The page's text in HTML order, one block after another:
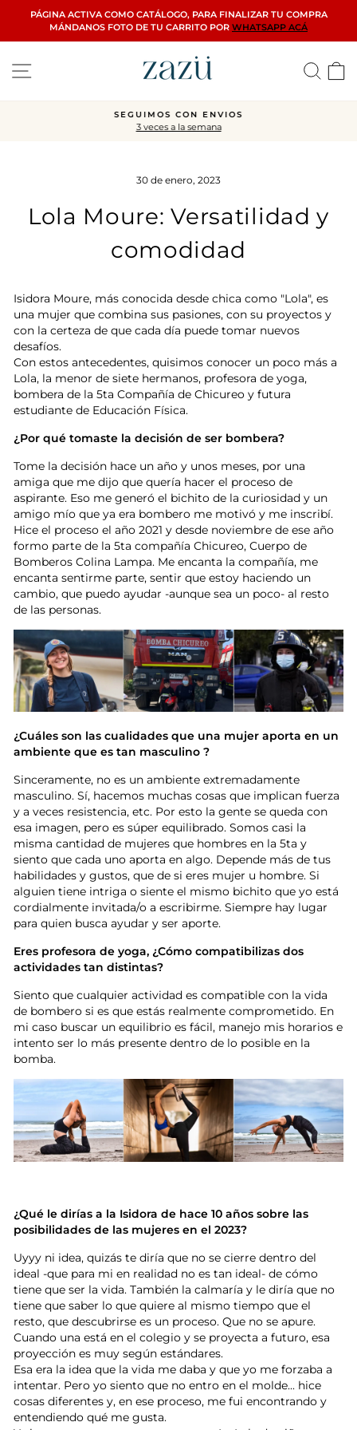
directamente
al
PÁGINA ACTIVA COMO CATÁLOGO, PARA FINALIZAR TU COMPRA
MÁNDANOS FOTO DE TU CARRITO POR WHATSAPP ACÁ
diapositivas
SEGUIMOS CON ENVIOS
3 veces a la semana
30 de enero, 2023
Lola Moure: Versatilidad y
comodidad
Isidora Moure, más conocida desde chica como "Lola", es
una mujer que combina sus pasiones, con su proyectos y
con la certeza de que cada día puede tomar nuevos
desafíos.
Con estos antecedentes, quisimos conocer un poco más a
Lola, la menor de siete hermanos, profesora de yoga,
bombera de la 5ta Compañía de Chicureo y futura
estudiante de Educación Física.
¿Por qué tomaste la decisión de ser bombera?
Tome la decisión hace un año y unos meses, por una
amiga que me dijo que quería hacer el proceso de
aspirante. Eso me generó el bichito de la curiosidad y un
amigo mío que ya era bombero me motivó y me inscribí.
Hice el proceso el año 2021 y desde noviembre de ese año
formo parte de la 5ta compañía Chicureo, Cuerpo de
Bomberos Colina Lampa. Me encanta la compañía, me
encanta sentirme parte, sentir que estoy haciendo un
cambio, que puedo ayudar -aunque sea un poco- al resto
de las personas.
¿Cuáles son las cualidades que una mujer aporta en un
ambiente que es tan masculino ?
Sinceramente, no es un ambiente extremadamente
masculino. Sí, hacemos muchas cosas que implican fuerza
y a veces resistencia, etc. Por esto la gente se queda con
esa imagen, pero es súper equilibrado. Somos casi la
misma cantidad de mujeres que hombres en la 5ta y
siento que cada uno aporta en algo. Depende más de tus
habilidades y gustos, que de si eres mujer u hombre. Si
alguien tiene intriga o siente el mismo bichito que yo está
cordialmente invitada/o a escribirme. Siempre hay lugar
para quien busca ayudar y ser aporte.
Eres profesora de yoga, ¿Cómo compatibilizas dos
actividades tan distintas?
Siento que cualquier actividad es compatible con la vida
de bombero si es que estás realmente comprometido. En
mi caso buscar un equilibrio es fácil, manejo mis horarios e
intento ser lo más presente dentro de lo posible en la
bomba.
¿Qué le dirías a la Isidora de hace 10 años sobre las
posibilidades de las mujeres en el 2023?
Uyyy ni idea, quizás te diría que no se cierre dentro del
ideal -que para mi en realidad no es tan ideal- de cómo
tiene que ser la vida. También la calmaría y le diría que no
tiene que saber lo que quiere al mismo tiempo que el
resto, que descubrirse es un proceso. Que no se apure.
Cuando una está en el colegio y se proyecta a futuro, esa
proyección es muy según estándares.
Esa era la idea que la vida me daba y que yo me forzaba a
intentar. Pero yo siento que no entro en el molde... hice
cosas diferentes y, en ese proceso, me fui encontrando y
entendiendo qué me gusta.